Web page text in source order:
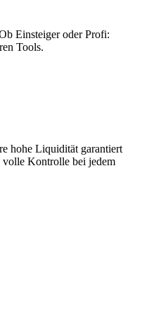
Einsteiger oder Profi:
Tools.
hohe Liquidität garantiert
volle Kontrolle bei jedem